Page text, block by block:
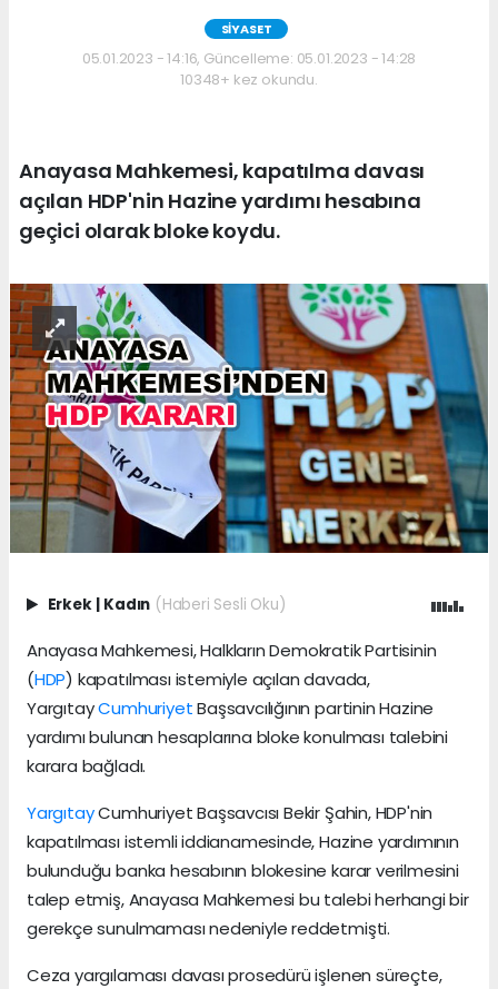
SİYASET
05.01.2023 - 14:16, Güncelleme: 05.01.2023 - 14:28
10348+ kez okundu.
Anayasa Mahkemesi, kapatılma davası
açılan HDP'nin Hazine yardımı hesabına
geçici olarak bloke koydu.
Erkek | Kadın (Haberi Sesli Oku)
Anayasa Mahkemesi, Halkların Demokratik Partisinin
(HDP) kapatılması istemiyle açılan davada,
YargıtayCumhuriyetBaşsavcılığının partinin Hazine
yardımı bulunan hesaplarına bloke konulması talebini
karara bağladı.
YargıtayCumhuriyet Başsavcısı Bekir Şahin, HDP'nin
kapatılması istemli iddianamesinde, Hazine yardımının
bulunduğu banka hesabının blokesine karar verilmesini
talep etmiş, Anayasa Mahkemesi bu talebi herhangi bir
gerekçe sunulmaması nedeniyle reddetmişti.
Ceza yargılaması davası prosedürü işlenen süreçte,